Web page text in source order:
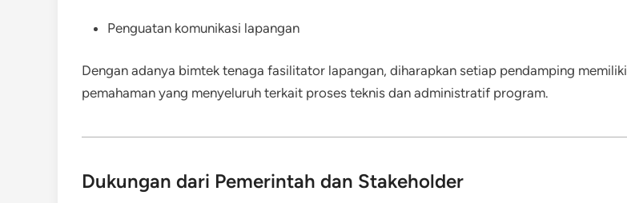
Penguatan komunikasi lapangan
Dengan adanya bimtek tenaga fasilitator lapangan, diharapkan setiap pendamping memiliki
pemahaman yang menyeluruh terkait proses teknis dan administratif program.
Dukungan dari Pemerintah dan Stakeholder